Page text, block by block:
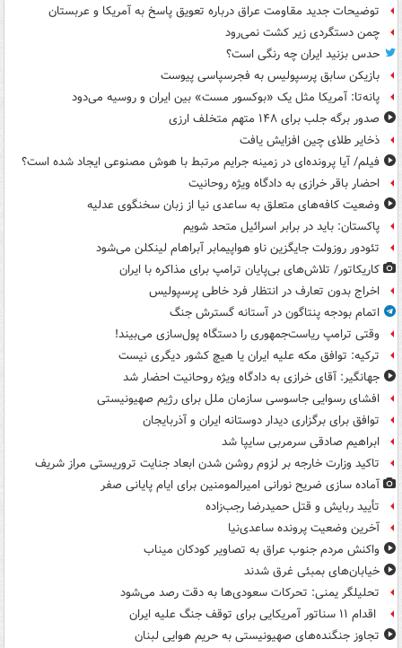
توضیحات جدید مقاومت عراق درباره تعویق پاسخ به آمریکا و عربستان
چمن دستگردی زیر کشت نمی‌رود
حدس بزنید ایران چه رنگی است؟
بازیکن سابق پرسپولیس به فجرسپاسی پیوست
پانه‌تا: آمریکا مثل یک «بوکسور مست» بین ایران و روسیه می‌دود
صدور برگه جلب برای ۱۴۸ متهم متخلف ارزی
ذخایر طلای چین افزایش یافت
فیلم/ آیا پرونده‌ای در زمینه جرایم مرتبط با هوش مصنوعی ایجاد شده است؟
احضار باقر خرازی به دادگاه ویژه روحانیت
وضعیت کافه‌های متعلق به ساعدی نیا از زبان سخنگوی عدلیه
پاکستان: باید در برابر اسرائیل متحد شویم
تئودور روزولت جایگزین ناو هواپیمابر آبراهام لینکلن می‌شود
کاریکاتور/ تلاش‌های بی‌پایان ترامپ برای مذاکره با ایران
اخراج بدون تعارف در انتظار فرد خاطی پرسپولیس
اتمام بودجه پنتاگون در آستانه گسترش جنگ
وقتی ترامپ ریاست‌جمهوری را دستگاه پول‌سازی می‌بیند!
ترکیه: توافق مکه علیه ایران یا هیچ کشور دیگری نیست
جهانگیر: آقای خرازی به دادگاه ویژه روحانیت احضار شد
افشای رسوایی جاسوسی سازمان ملل برای رژیم صهیونیستی
توافق برای برگزاری دیدار دوستانه ایران و آذربایجان
ابراهیم صادقی سرمربی سایپا شد
تاکید وزارت خارجه بر لزوم روشن شدن ابعاد جنایت تروریستی مراز شریف
آماده سازی ضریح نورانی امیرالمومنین برای ایام پایانی صفر
تأیید ربایش و قتل حمیدرضا رجب‌زاده
آخرین وضعیت پرونده ساعدی‌نیا
واکنش مردم جنوب عراق به تصاویر کودکان میناب
خیابان‌های بمبئی غرق شدند
تحلیلگر یمنی: تحرکات سعودی‌ها به دقت رصد می‌شود
اقدام ۱۱ سناتور آمریکایی برای توقف جنگ علیه ایران
تجاوز جنگنده‌های صهیونیستی به حریم هوایی لبنان